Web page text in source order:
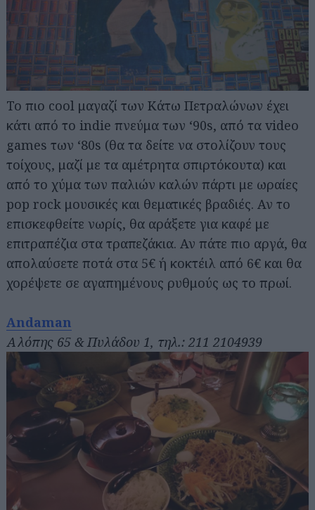
Το πιο cool μαγαζί των Κάτω Πετραλώνων έχει
κάτι από το indie πνεύμα των ‘90s, από τα video
games των ‘80s (θα τα δείτε να στολίζουν τους
τοίχους, μαζί με τα αμέτρητα σπιρτόκουτα) και
από το χύμα των παλιών καλών πάρτι με ωραίες
pop rock μουσικές και θεματικές βραδιές. Αν το
επισκεφθείτε νωρίς, θα αράξετε για καφέ με
επιτραπέζια στα τραπεζάκια. Αν πάτε πιο αργά, θα
απολαύσετε ποτά στα 5€ ή κοκτέιλ από 6€ και θα
χορέψετε σε αγαπημένους ρυθμούς ως το πρωί.
Andaman
Αλόπης 65 & Πυλάδου 1, τηλ.: 211 2104939